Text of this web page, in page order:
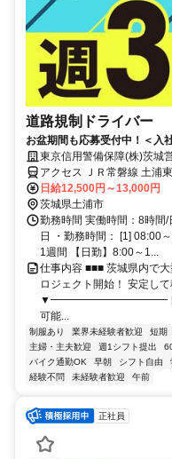
道路規制ドライバー
お盆期間も応募受付中！＜入
日給12,500円～｜週3日OK
東京信用警備保障(株)茨城
アクセス ＪＲ常磐線 土浦
約77分、ＪＲ常磐線 荒川
OK｜車・バイク通勤可
日給12,500円～13,000円
茨城県土浦市
勤務時間 実働時間：8時間
日 ・勤務時間： [1] 08:00
1週間 【日勤】8:00～1...
仕事内容 ■■■ 茨城県内で
ロジェクト開始！ 安定し
▼━━━━━━━━━━━ 日勤
可能...
制服あり 業界未経験者歓迎 短期
主婦・主夫歓迎
週1シフト提出
バイク通勤OK
早朝 シフト自由
経験不問
未経験者歓迎 午前
正社員